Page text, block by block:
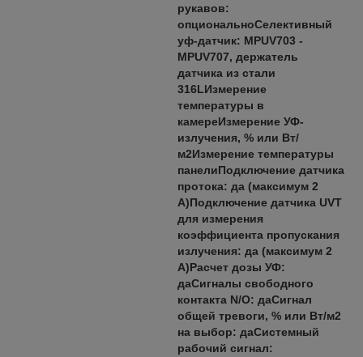
рукавов:
опциональноСелективный
уф-датчик: MPUV703 -
MPUV707, держатель
датчика из стали
316LИзмерение
температуры в
камереИзмерение УФ-
излучения, % или Вт/
м2Измерение температуры
панелиПодключение датчика
протока: да (максимум 2
А)Подключение датчика UVT
для измерения
коэффициента пропускания
излучения: да (максимум 2
А)Расчет дозы УФ:
даСигналы свободного
контакта N/O: даСигнал
общей тревоги, % или Вт/м2
на выбор: даСистемный
рабочий сигнал: